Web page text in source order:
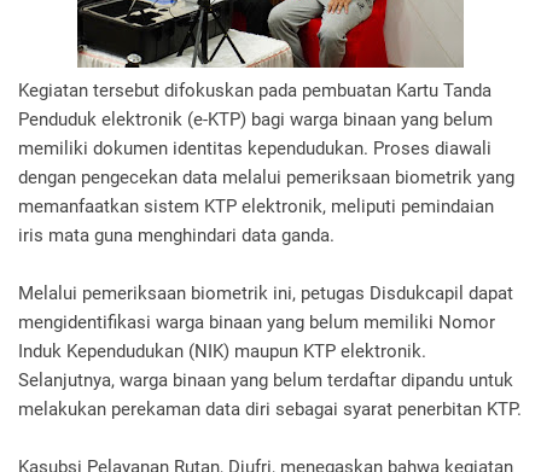
Kegiatan tersebut difokuskan pada pembuatan Kartu Tanda
Penduduk elektronik (e-KTP) bagi warga binaan yang belum
memiliki dokumen identitas kependudukan. Proses diawali
dengan pengecekan data melalui pemeriksaan biometrik yang
memanfaatkan sistem KTP elektronik, meliputi pemindaian
iris mata guna menghindari data ganda.
Melalui pemeriksaan biometrik ini, petugas Disdukcapil dapat
mengidentifikasi warga binaan yang belum memiliki Nomor
Induk Kependudukan (NIK) maupun KTP elektronik.
Selanjutnya, warga binaan yang belum terdaftar dipandu untuk
melakukan perekaman data diri sebagai syarat penerbitan KTP.
Kasubsi Pelayanan Rutan, Djufri, menegaskan bahwa kegiatan